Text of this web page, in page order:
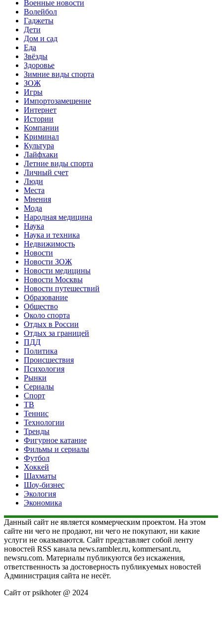
Военные новости
Волейбол
Гаджеты
Дети
Дом и сад
Еда
Звёзды
Здоровье
Зимние виды спорта
ЗОЖ
Игры
Импортозамещение
Интернет
Истории
Компании
Криминал
Культура
Лайфхаки
Летние виды спорта
Личный счет
Люди
Места
Мнения
Мода
Народная медицина
Наука
Наука и техника
Недвижимость
Новости
Новости ЗОЖ
Новости медицины
Новости Москвы
Новости путешествий
Образование
Общество
Около спорта
Отдых в России
Отдых за границей
ПДД
Политика
Происшествия
Психология
Рынки
Сериалы
Спорт
ТВ
Теннис
Технологии
Тренды
Фигурное катание
Фильмы и сериалы
Футбол
Хоккей
Шахматы
Шоу-бизнес
Экология
Экономика
Данный сайт не является коммерческим проектом. На этом
сайте ни чего не продают, ни чего не покупают, ни какие
услуги не оказываются. Сайт представляет собой ленту
новостей RSS канала news.rambler.ru, kommersant.ru,
newsru.com. Материалы публикуются без искажения,
ответственность за достоверность публикуемых новостей
Администрация сайта не несёт.
Сайт от psikhoter @ 2024